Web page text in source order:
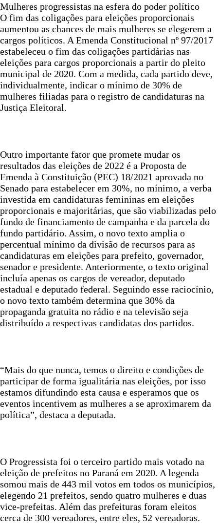
Mulheres progressistas na esfera do poder político
O fim das coligações para eleições proporcionais
aumentou as chances de mais mulheres se elegerem a
cargos políticos. A Emenda Constitucional nº 97/2017
estabeleceu o fim das coligações partidárias nas
eleições para cargos proporcionais a partir do pleito
municipal de 2020. Com a medida, cada partido deve,
individualmente, indicar o mínimo de 30% de
mulheres filiadas para o registro de candidaturas na
Justiça Eleitoral.
Outro importante fator que promete mudar os
resultados das eleições de 2022 é a Proposta de
Emenda à Constituição (PEC) 18/2021 aprovada no
Senado para estabelecer em 30%, no mínimo, a verba
investida em candidaturas femininas em eleições
proporcionais e majoritárias, que são viabilizadas pelo
fundo de financiamento de campanha e da parcela do
fundo partidário. Assim, o novo texto amplia o
percentual mínimo da divisão de recursos para as
candidaturas em eleições para prefeito, governador,
senador e presidente. Anteriormente, o texto original
incluía apenas os cargos de vereador, deputado
estadual e deputado federal. Seguindo esse raciocínio,
o novo texto também determina que 30% da
propaganda gratuita no rádio e na televisão seja
distribuído a respectivas candidatas dos partidos.
“Mais do que nunca, temos o direito e condições de
participar de forma igualitária nas eleições, por isso
estamos difundindo esta causa e esperamos que os
eventos incentivem as mulheres a se aproximarem da
política”, destaca a deputada.
O Progressista foi o terceiro partido mais votado na
eleição de prefeitos no Paraná em 2020. A legenda
somou mais de 443 mil votos em todos os municípios,
elegendo 21 prefeitos, sendo quatro mulheres e duas
vice-prefeitas. Além das prefeituras foram eleitos
cerca de 300 vereadores, entre eles, 52 vereadoras.